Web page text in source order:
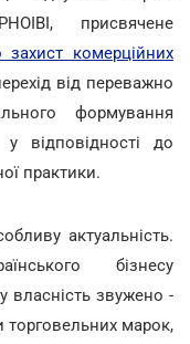
присвячене
комерційних
від переважно
формування
відповідності до
практики.
актуальність.
бізнесу
власність звужено -
торговельних марок,